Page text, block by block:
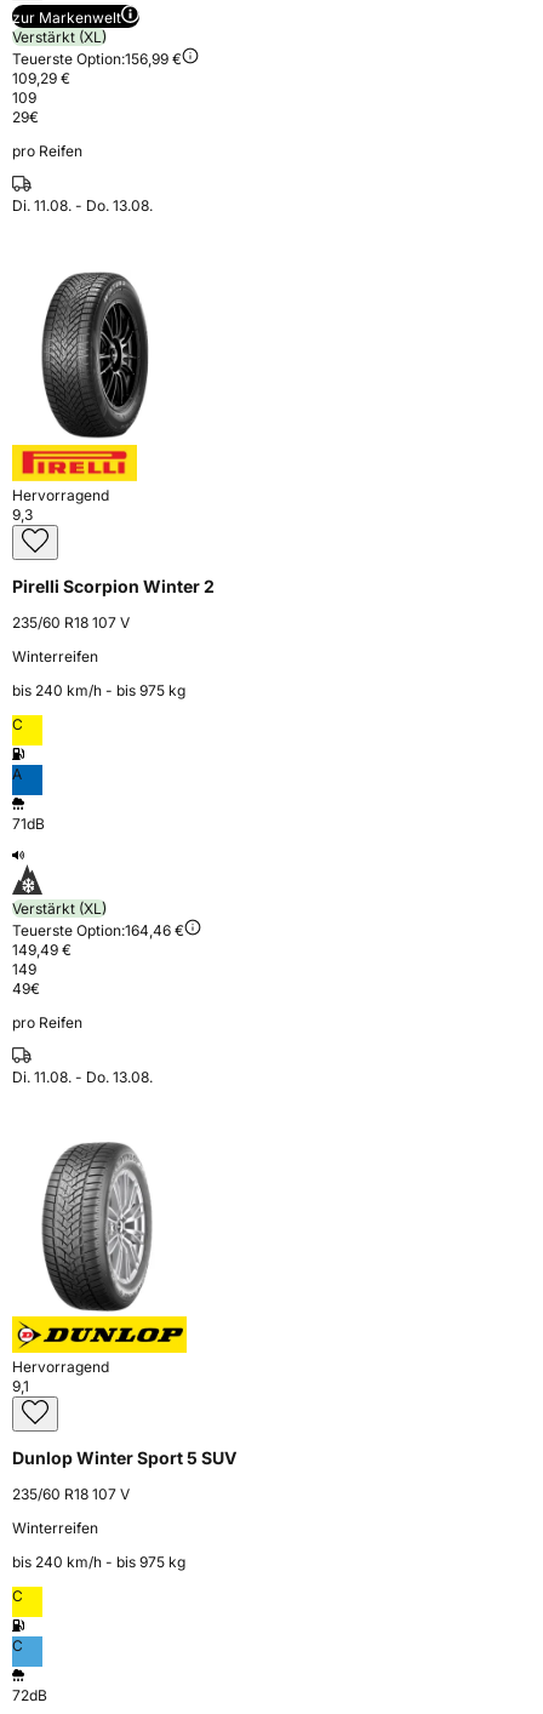
zur Markenwelt
Verstärkt (XL)
Teuerste Option:156,99 €
109,29 €
109
29€
pro Reifen
Di. 11.08. - Do. 13.08.
Hervorragend
9,3
Pirelli Scorpion Winter 2
235/60 R18 107 V
Winterreifen
bis 240 km⁠/⁠h - bis 975 kg
C
A
71dB
Verstärkt (XL)
Teuerste Option:164,46 €
149,49 €
149
49€
pro Reifen
Di. 11.08. - Do. 13.08.
Hervorragend
9,1
Dunlop Winter Sport 5 SUV
235/60 R18 107 V
Winterreifen
bis 240 km⁠/⁠h - bis 975 kg
C
C
72dB